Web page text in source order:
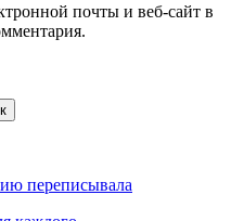
почты и веб-сайт в
переписывала